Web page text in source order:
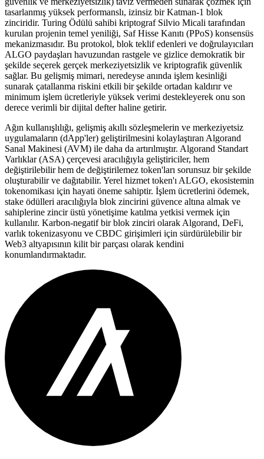
tasarlanmış yüksek performanslı, izinsiz bir Katman-1 blok
zinciridir. Turing Ödülü sahibi kriptograf Silvio Micali tarafından
kurulan projenin temel yeniliği, Saf Hisse Kanıtı (PPoS) konsensüs
mekanizmasıdır. Bu protokol, blok teklif edenleri ve doğrulayıcıları
ALGO paydaşları havuzundan rastgele ve gizlice demokratik bir
şekilde seçerek gerçek merkeziyetsizlik ve kriptografik güvenlik
sağlar. Bu gelişmiş mimari, neredeyse anında işlem kesinliği
sunarak çatallanma riskini etkili bir şekilde ortadan kaldırır ve
minimum işlem ücretleriyle yüksek verimi destekleyerek onu son
derece verimli bir dijital defter haline getirir.
Ağın kullanışlılığı, gelişmiş akıllı sözleşmelerin ve merkeziyetsiz
uygulamaların (dApp'ler) geliştirilmesini kolaylaştıran Algorand
Sanal Makinesi (AVM) ile daha da artırılmıştır. Algorand Standart
Varlıklar (ASA) çerçevesi aracılığıyla geliştiriciler, hem
değiştirilebilir hem de değiştirilemez token'ları sorunsuz bir şekilde
oluşturabilir ve dağıtabilir. Yerel hizmet token'ı ALGO, ekosistemin
tokenomikası için hayati öneme sahiptir. İşlem ücretlerini ödemek,
stake ödülleri aracılığıyla blok zincirini güvence altına almak ve
sahiplerine zincir üstü yönetişime katılma yetkisi vermek için
kullanılır. Karbon-negatif bir blok zinciri olarak Algorand, DeFi,
varlık tokenizasyonu ve CBDC girişimleri için sürdürülebilir bir
Web3 altyapısının kilit bir parçası olarak kendini
konumlandırmaktadır.